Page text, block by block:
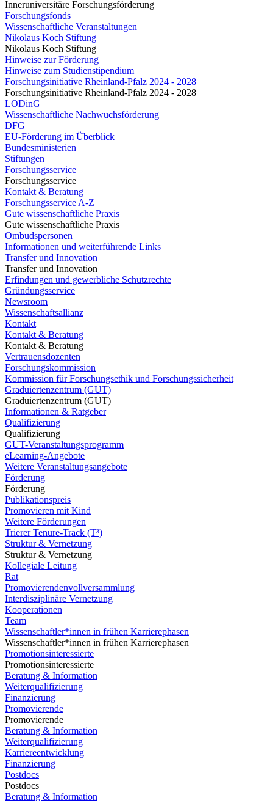
Inneruniversitäre Forschungsförderung
Forschungsfonds
Wissenschaftliche Veranstaltungen
Nikolaus Koch Stiftung
Nikolaus Koch Stiftung
Hinweise zur Förderung
Hinweise zum Studienstipendium
Forschungsinitiative Rheinland-Pfalz 2024 - 2028
Forschungsinitiative Rheinland-Pfalz 2024 - 2028
LODinG
Wissenschaftliche Nachwuchsförderung
DFG
EU-Förderung im Überblick
Bundesministerien
Stiftungen
Forschungsservice
Forschungsservice
Kontakt & Beratung
Forschungsservice A-Z
Gute wissenschaftliche Praxis
Gute wissenschaftliche Praxis
Ombudspersonen
Informationen und weiterführende Links
Transfer und Innovation
Transfer und Innovation
Erfindungen und gewerbliche Schutzrechte
Gründungsservice
Newsroom
Wissenschaftsallianz
Kontakt
Kontakt & Beratung
Kontakt & Beratung
Vertrauensdozenten
Forschungskommission
Kommission für Forschungsethik und Forschungssicherheit
Graduiertenzentrum (GUT)
Graduiertenzentrum (GUT)
Informationen & Ratgeber
Qualifizierung
Qualifizierung
GUT-Veranstaltungsprogramm
eLearning-Angebote
Weitere Veranstaltungsangebote
Förderung
Förderung
Publikationspreis
Promovieren mit Kind
Weitere Förderungen
Trierer Tenure-Track (T³)
Struktur & Vernetzung
Struktur & Vernetzung
Kollegiale Leitung
Rat
Promovierendenvollversammlung
Interdisziplinäre Vernetzung
Kooperationen
Team
Wissenschaftler*innen in frühen Karrierephasen
Wissenschaftler*innen in frühen Karrierephasen
Promotionsinteressierte
Promotionsinteressierte
Beratung & Information
Weiterqualifizierung
Finanzierung
Promovierende
Promovierende
Beratung & Information
Weiterqualifizierung
Karriereentwicklung
Finanzierung
Postdocs
Postdocs
Beratung & Information